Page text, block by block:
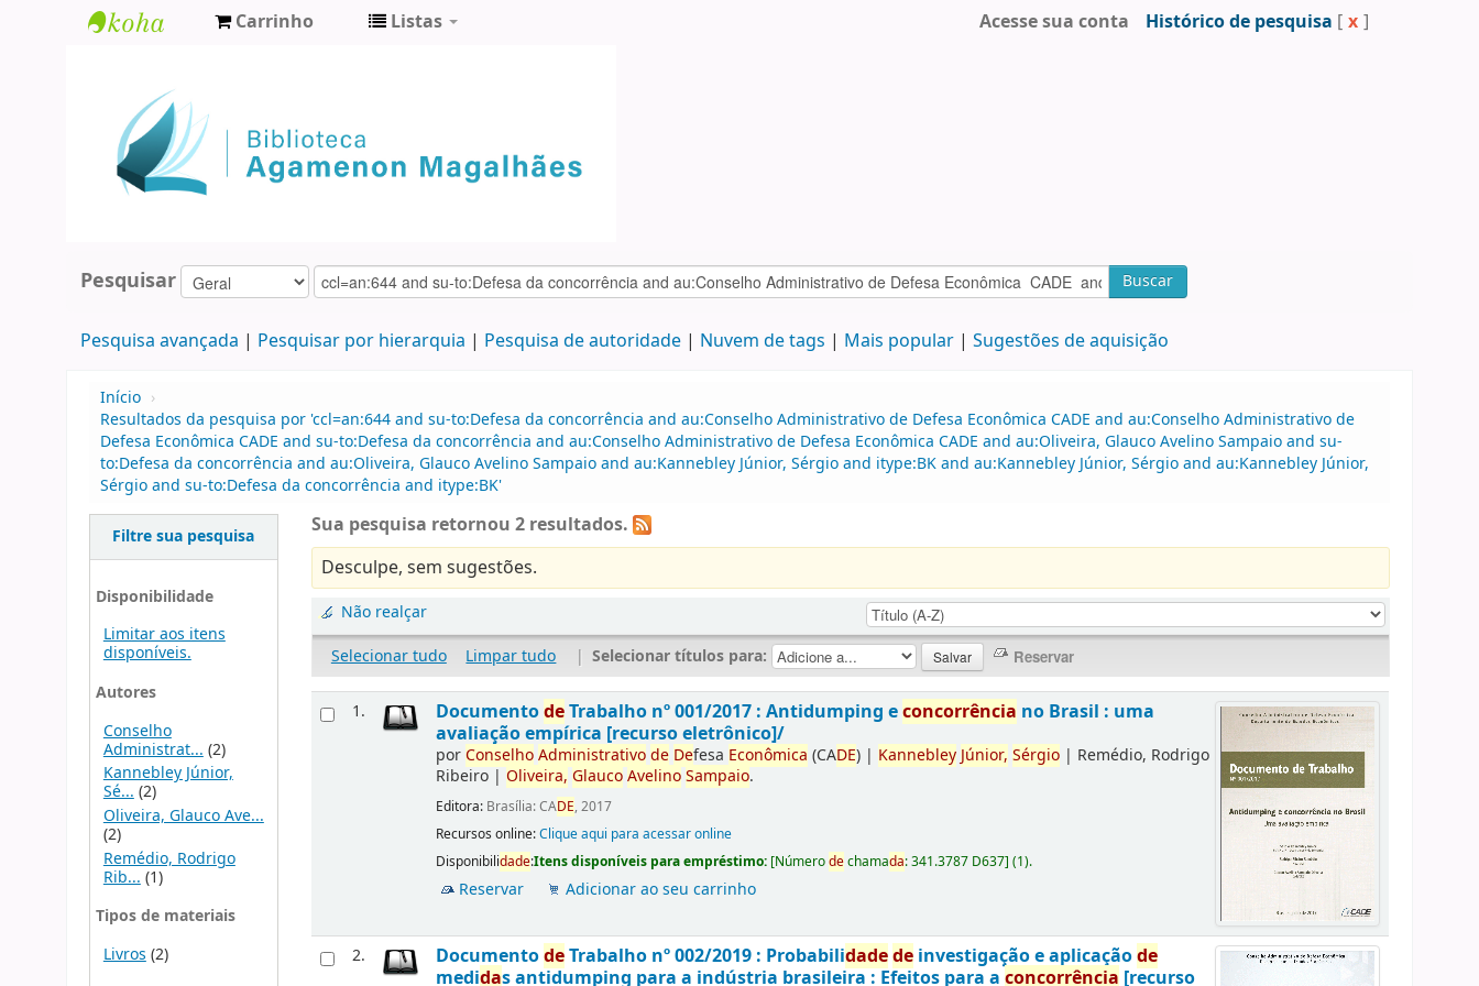
Agamenon
Magalhães
Carrinho Listas Acesse sua conta Histórico de pesquisa [ x ]
Pesquisar Buscar
Pesquisa avançada Pesquisar por hierarquia Pesquisa de autoridade Nuvem de tags Mais popular Sugestões de aquisição
Início ›
Resultados da pesquisa por 'ccl=an:644 and su-to:Defesa da concorrência and au:Conselho Administrativo de Defesa Econômica CADE and au:Conselho Administrativo de
Defesa Econômica CADE and su-to:Defesa da concorrência and au:Conselho Administrativo de Defesa Econômica CADE and au:Oliveira, Glauco Avelino Sampaio and su-
to:Defesa da concorrência and au:Oliveira, Glauco Avelino Sampaio and au:Kannebley Júnior, Sérgio and itype:BK and au:Kannebley Júnior, Sérgio and au:Kannebley Júnior,
Sérgio and su-to:Defesa da concorrência and itype:BK'
Filtre sua pesquisa
Disponibilidade
Limitar aos itens
disponíveis.
Autores
Conselho
Administrat... (2)
Kannebley Júnior,
Sé...(2)
Oliveira, Glauco Ave...
(2)
Remédio, Rodrigo
Rib... (1)
Tipos de materiais
Livros (2)
Sua pesquisa retornou 2 resultados.
Desculpe, sem sugestões.
Não realçar
Selecionar tudo
Limpar tudo | Selecionar títulos para:
1. DocumentodeTrabalho nº 001/2017 : Antidumping econcorrência no Brasil : uma
avaliação empírica [recurso eletrônico]/
porConselhoAdministrativode Defesa Econômica (CADE) | KannebleyJúnior, Sérgio | Remédio, Rodrigo
Ribeiro |Oliveira, GlaucoAvelinoSampaio.
Editora: Brasília: CADE, 2017
Recursos online:Clique aqui para acessar online
Disponibilidade:Itens disponíveis para empréstimo: [Númerodechamada:341.3787 D637](1).
Reservar Adicionar ao seu carrinho
2. DocumentodeTrabalho nº 002/2019 : Probabilidadede investigação e aplicaçãode
medidas antidumping para a indústria brasileira : Efeitos para aconcorrência [recurso